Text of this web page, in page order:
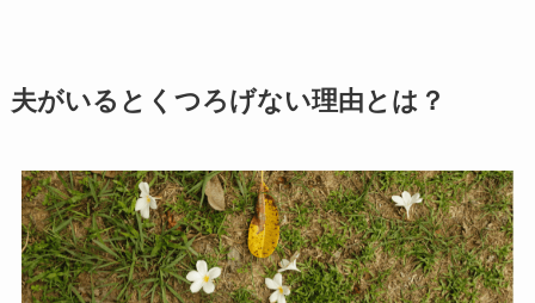
夫がいるとくつろげない理由とは？